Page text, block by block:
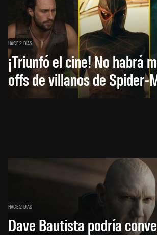
HACE 2 DÍAS
¡Triunfó el cine! No habrá
offs de villanos de Spider-
HACE 2 DÍAS
Dave Bautista podría